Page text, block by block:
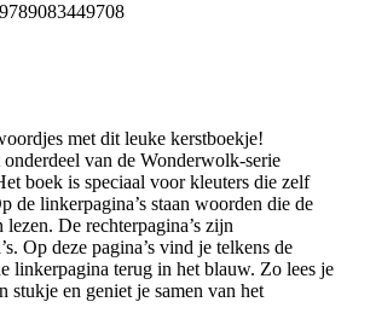
9789083449708
met dit leuke kerstboekje!
onderdeel van de Wonderwolk-serie
boek is speciaal voor kleuters die zelf
de linkerpagina’s staan woorden die de
De rechterpagina’s zijn
Op deze pagina’s vind je telkens de
linkerpagina terug in het blauw. Zo lees je
stukje en geniet je samen van het